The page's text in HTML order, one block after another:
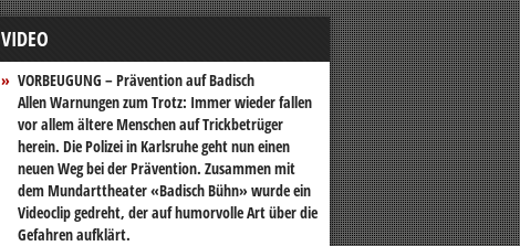
VIDEO
VORBEUGUNG – Prävention auf Badisch
Allen Warnungen zum Trotz: Immer wieder fallen
vor allem ältere Menschen auf Trickbetrüger
herein. Die Polizei in Karlsruhe geht nun einen
neuen Weg bei der Prävention. Zusammen mit
dem Mundarttheater «Badisch Bühn» wurde ein
Videoclip gedreht, der auf humorvolle Art über die
Gefahren aufklärt.